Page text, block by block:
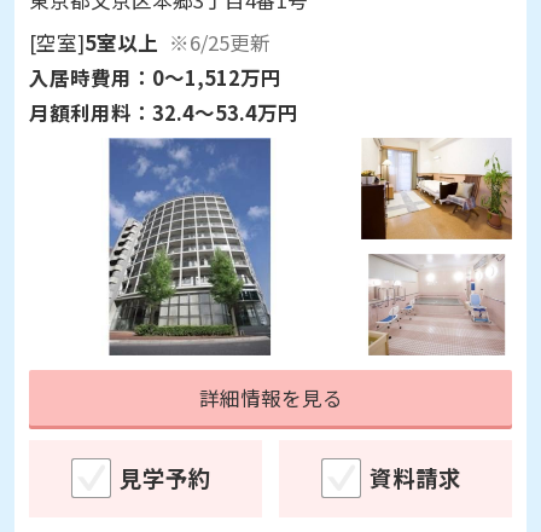
入居時費用：0～1,512万円
月額利用料：32.4～53.4万円
詳細情報を見る
見学予約